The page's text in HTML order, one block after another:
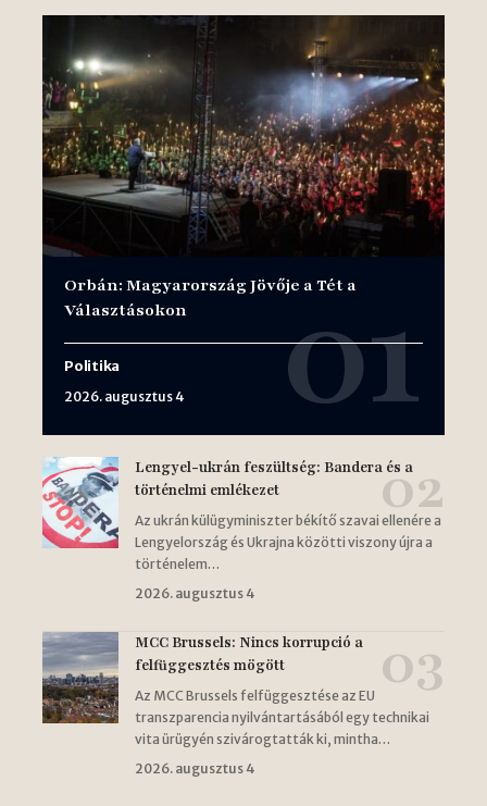
Orbán: Magyarország Jövője a Tét a
Választásokon
Politika
2026. augusztus 4
Lengyel-ukrán feszültség: Bandera és a
történelmi emlékezet
Az ukrán külügyminiszter békítő szavai ellenére a
Lengyelország és Ukrajna közötti viszony újra a
történelem…
2026. augusztus 4
MCC Brussels: Nincs korrupció a
felfüggesztés mögött
Az MCC Brussels felfüggesztése az EU
transzparencia nyilvántartásából egy technikai
vita ürügyén szivárogtatták ki, mintha…
2026. augusztus 4